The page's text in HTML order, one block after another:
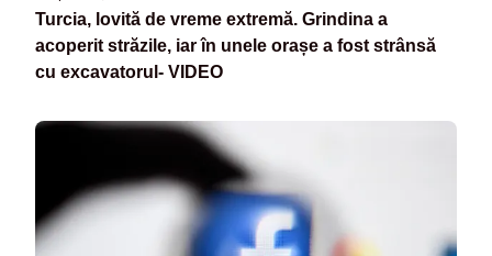
Turcia, lovită de vreme extremă. Grindina a
acoperit străzile, iar în unele orașe a fost strânsă
cu excavatorul- VIDEO